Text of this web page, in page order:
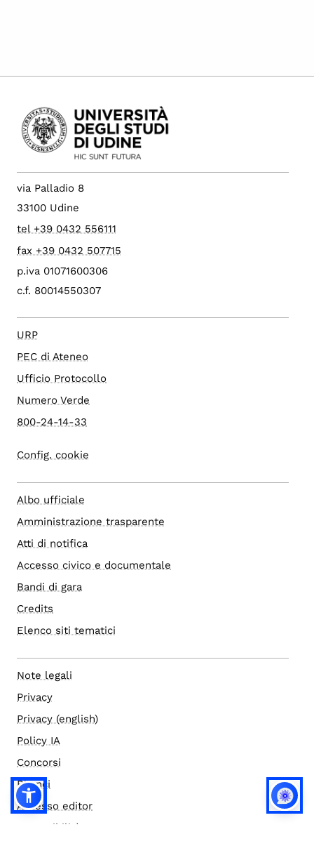
via Palladio 8
33100 Udine
tel +39 0432 556111
fax +39 0432 507715
p.iva 01071600306
c.f. 80014550307
URP
PEC di Ateneo
Ufficio Protocollo
Numero Verde
800-24-14-33
Config. cookie
Albo ufficiale
Amministrazione trasparente
Atti di notifica
Accesso civico e documentale
Bandi di gara
Credits
Elenco siti tematici
Note legali
Privacy
Privacy (english)
Policy IA
Concorsi
Bilanci
Accesso editor
Accessibilità